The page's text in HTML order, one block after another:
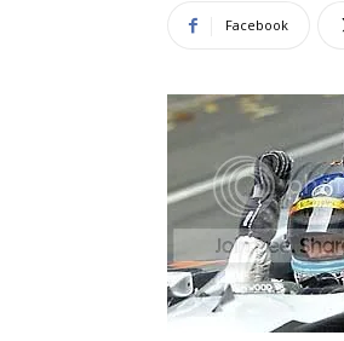
Facebook